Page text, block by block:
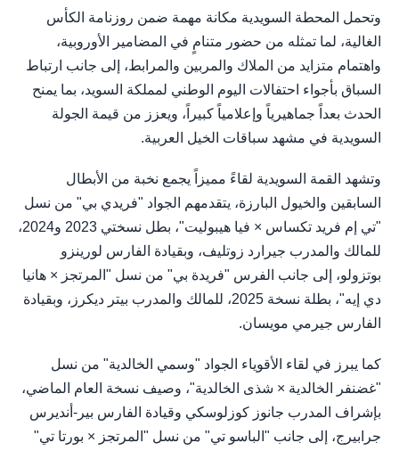
وتحمل المحطة السويدية مكانة مهمة ضمن روزنامة الكأس
الغالية، لما تمثله من حضور متنامٍ في المضامير الأوروبية،
واهتمام متزايد من الملاك والمربين والمرابط، إلى جانب ارتباط
السباق بأجواء احتفالات اليوم الوطني لمملكة السويد، بما يمنح
الحدث بعداً جماهيرياً وإعلامياً كبيراً، ويعزز من قيمة الجولة
السويدية في مشهد سباقات الخيل العربية.
وتشهد القمة السويدية لقاءً مميزاً يجمع نخبة من الأبطال
السابقين والخيول البارزة، يتقدمهم الجواد "فريدي بي" من نسل
"تي إم فريد تكساس × فيا هيبوليت"، بطل نسختي 2023 و2024،
للمالك والمدرب جيرارد زوتليف، وبقيادة الفارس لورينزو
بوتزولو، إلى جانب الفرس "فريدة بي" من نسل "المرتجز × هانيا
دي إيه"، بطلة نسخة 2025، للمالك والمدرب بيتر ديكرز، وبقيادة
الفارس جيرمي مويسان.
كما يبرز في لقاء الأقوياء الجواد "وسمي الخالدية" من نسل
"غضنفر الخالدية × شذى الخالدية"، وصيف نسخة العام الماضي،
بإشراف المدرب جانوز كوزلوسكي وقيادة الفارس بير-أنديرس
جرابيرج، إلى جانب "الباسو تي" من نسل "المرتجز × بورتا تي"